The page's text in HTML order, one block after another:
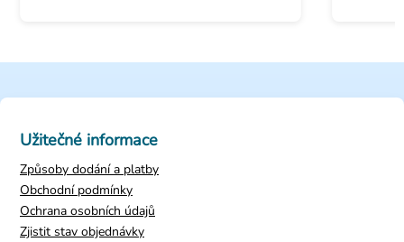
Užitečné informace
Způsoby dodání a platby
Obchodní podmínky
Ochrana osobních údajů
Zjistit stav objednávky